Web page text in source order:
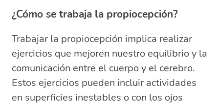
¿Cómo se trabaja la propiocepción?
Trabajar la propiocepción implica realizar
ejercicios que mejoren nuestro equilibrio y la
comunicación entre el cuerpo y el cerebro.
Estos ejercicios pueden incluir actividades
en superficies inestables o con los ojos